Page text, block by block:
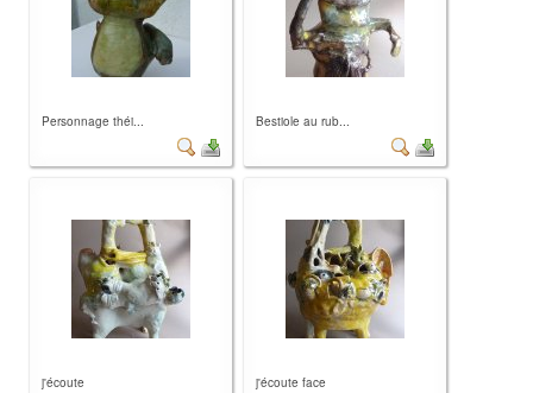
Personnage théi... Bestiole au rub...
j'écoute j'écoute face